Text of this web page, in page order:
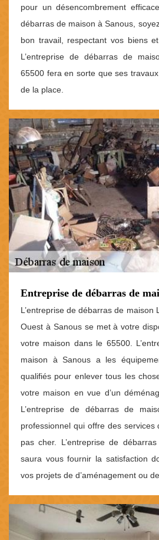
pour un désencombrement
débarras de maison à Sanous,
bon travail, respectant vos biens
L’entreprise de débarras de
65500 fera en sorte que ses
de la place.
Entreprise de débarras de
L’entreprise de débarras de maison
Ouest à Sanous se met à votre
votre maison dans le 65500.
maison à Sanous a les
qualifiés pour enlever tous les
votre maison en vue d’un
L’entreprise de débarras de
professionnel qui offre des
pas cher. L’entreprise de
saura vous fournir la satisfaction
vos projets de d’aménagement ou